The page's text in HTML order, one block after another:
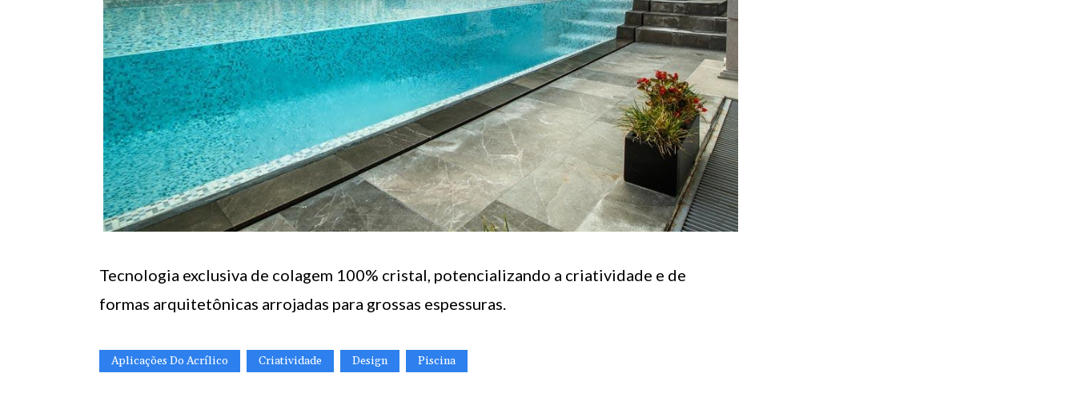
Tecnologia exclusiva de colagem 100% cristal, potencializando a criatividade e de
formas arquitetônicas arrojadas para grossas espessuras.
Aplicações Do Acrílico Criatividade Design Piscina